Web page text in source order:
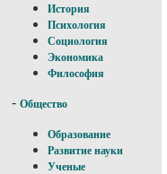
История
Психология
Социология
Экономика
Философия
- Общество
Образование
Развитие науки
Ученые